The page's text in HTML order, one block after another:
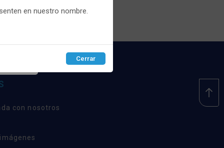
con nosotros
en nuestro nombre.
Cerrar